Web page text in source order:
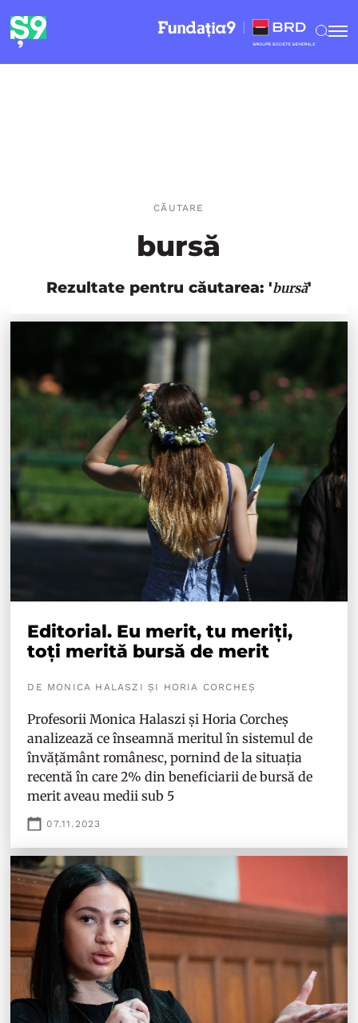
CĂUTARE
bursă
Rezultate pentru căutarea: 'bursă'
Editorial. Eu merit, tu meriți,
toți merită bursă de merit
DE MONICA HALASZI ȘI HORIA CORCHEȘ
Profesorii Monica Halaszi și Horia Corcheș
analizează ce înseamnă meritul în sistemul de
învățământ românesc, pornind de la situația
recentă în care 2% din beneficiarii de bursă de
merit aveau medii sub 5
07.11.2023